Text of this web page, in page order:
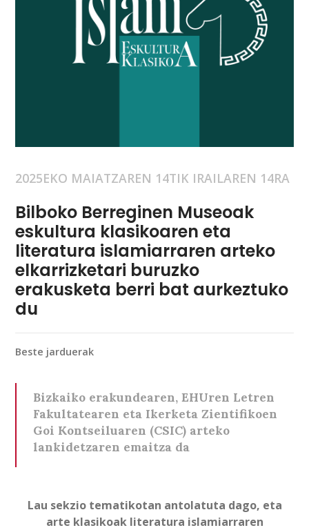
2025EKO MAIATZAREN 14TIK IRAILAREN 14RA
Bilboko Berreginen Museoak
eskultura klasikoaren eta
literatura islamiarraren arteko
elkarrizketari buruzko
erakusketa berri bat aurkeztuko
du
Beste jarduerak
Bizkaiko erakundearen, EHUren Letren
Fakultatearen eta Ikerketa Zientifikoen
Goi Kontseiluaren (CSIC) arteko
lankidetzaren emaitza da
Lau sekzio tematikotan antolatuta dago, eta
arte klasikoak literatura islamiarraren